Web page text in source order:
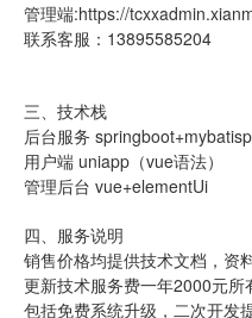
管理端:https://
联系客服：13895585204
三、技术栈
后台服务
用户端 uniapp（vue语法）
管理后台 vue+elementUi
四、服务说明
销售价格均提供技术文档，资
更新技术服务费一年2000元所
包括免费系统升级，二次开发